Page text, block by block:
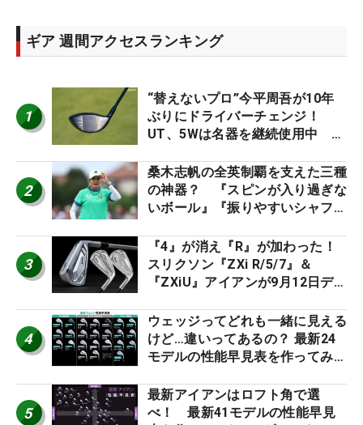
ギア 週間アクセスランキング
1
“替えないプロ”今平周吾が10年
ぶりにドライバーチェンジ！
UT、5Wは名器を継続使用中 #
2
桑木志帆の全英制覇を支えた三種
の神器？ 『スピンが入り過ぎな
いボール』『振りやすいシャフ
ー』 #女子プロセッティング
3
『4』が消え『R』が加わった！
スリクソン『ZXi R/5/7』＆
『ZXiU』アイアンが9月12日デ
4
ウェッジってどれも一緒に見える
けど…違いってあるの？ 最新24
モデルの性能早見表を作ってみ
5
最新アイアンはロフト角で選
べ！ 最新41モデルの性能早見